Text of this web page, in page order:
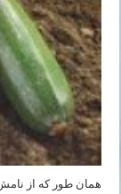
همان طور که از